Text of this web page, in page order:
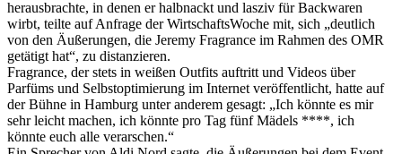
herausbrachte, in denen er halbnackt und lasziv für Backwaren
wirbt, teilte auf Anfrage der WirtschaftsWoche mit, sich „deutlich
von den Äußerungen, die Jeremy Fragrance im Rahmen des OMR
getätigt hat“, zu distanzieren.
Fragrance, der stets in weißen Outfits auftritt und Videos über
Parfüms und Selbstoptimierung im Internet veröffentlicht, hatte auf
der Bühne in Hamburg unter anderem gesagt: „Ich könnte es mir
sehr leicht machen, ich könnte pro Tag fünf Mädels ****, ich
könnte euch alle verarschen.“